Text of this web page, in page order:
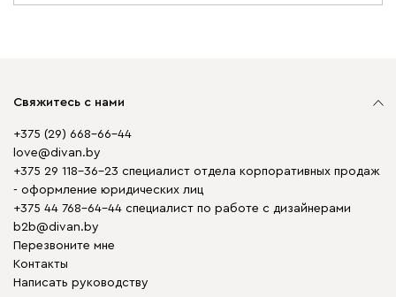
Свяжитесь с нами
+375 (29) 668-66-44
love@divan.by
+375 29 118-36-23 специалист отдела корпоративных продаж
- оформление юридических лиц
+375 44 768-64-44 специалист по работе с дизайнерами
b2b@divan.by
Перезвоните мне
Контакты
Написать руководству